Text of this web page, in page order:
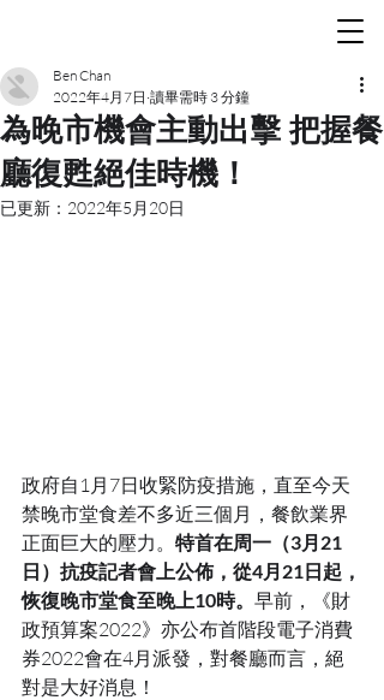
為晚市機會主動出擊 把握餐
廳復甦絕佳時機！
Ben Chan
2022年4月7日 讀畢需時 3 分鐘
已更新： 2022年5月20日
政府自1月7日收緊防疫措施，直至今天
禁晚市堂食差不多近三個月，餐飲業界
正面巨大的壓力。 特首在周一（3月21
日）抗疫記者會上公佈，從4月21日起，
恢復晚市堂食至晚上10時。 早前，《財
政預算案2022》亦公布首階段電子消費
券2022會在4月派發，對餐廳而言，絕
對是大好消息！